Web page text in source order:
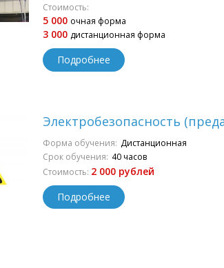
Стоимость:
5 000 очная форма
3 000 дистанционная форма
Подробнее
Электробезопасность
Форма обучения: Дистанционная
Срок обучения: 40 часов
Стоимость: 2 000 рублей
Подробнее